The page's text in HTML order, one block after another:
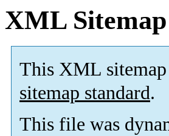
XML Sitemap
This XML
sitemap standard.
This file was